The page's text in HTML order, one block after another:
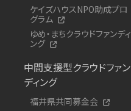
ケイズハウスNPO助成プロ
グラム
ゆめ・まちクラウドファンディ
ング
中間支援型クラウドファン
ディング
福井県共同募金会